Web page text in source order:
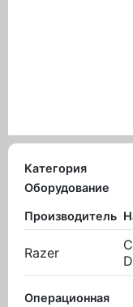
Категория
Оборудование
Производитель
Razer
Операционная